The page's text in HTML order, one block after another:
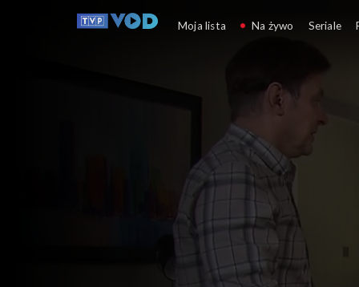
Klan
Moja lista Na żywo Seriale